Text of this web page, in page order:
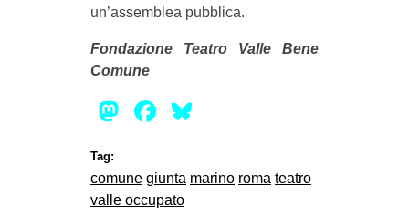
un’assemblea pubblica.
Fondazione Teatro Valle Bene
Comune
Mastodon
Facebook
Tag:
comune giunta marino roma teatro
valle occupato